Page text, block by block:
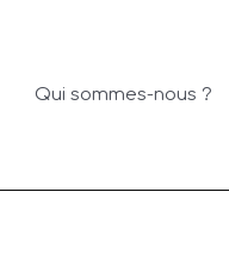
Qui sommes-nous ?